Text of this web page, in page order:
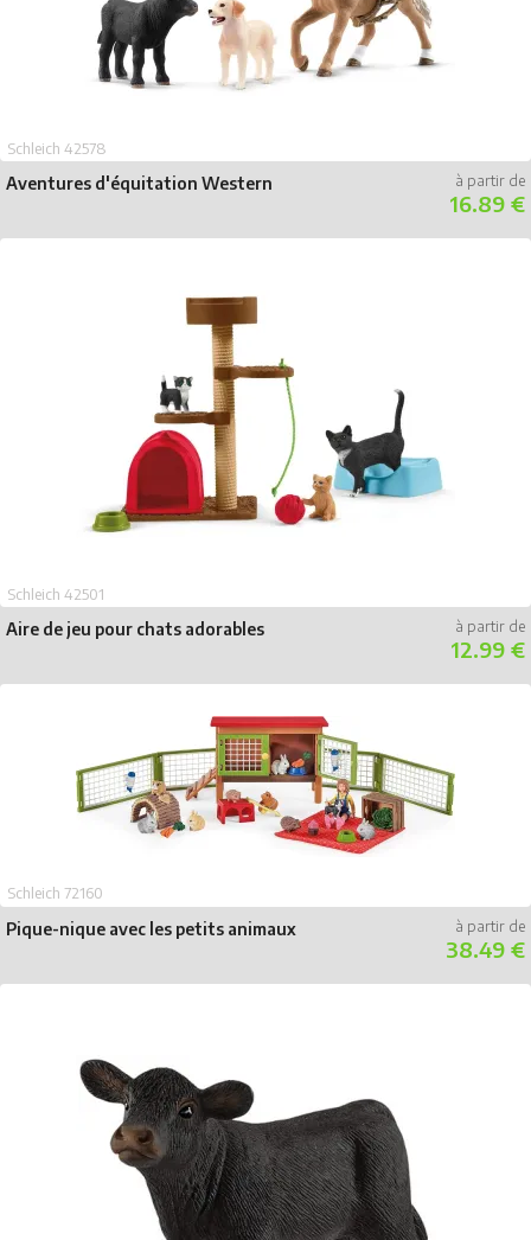
Aventures d'équitation Western
Schleich 42578
16.89 €
Aire de jeu pour chats adorables
Schleich 42501
12.99 €
Pique-nique avec les petits animaux
Schleich 72160
38.49 €